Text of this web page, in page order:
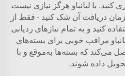
کنید. با لیانباو هرگز نیازی نیست
دریافت آن شک کنید - فقط از
کنید و به تمام نیازهای ردیابی
مراقب خوبی برای بسته‌های
می‌کند که بسته‌ها به‌موقع و با
داده شوند.